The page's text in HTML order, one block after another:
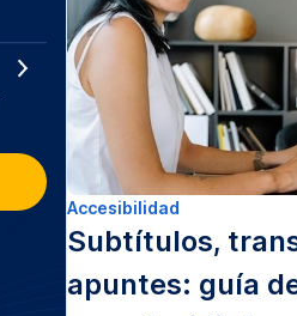
Accesibilidad
Subtítulos,
apuntes: guía